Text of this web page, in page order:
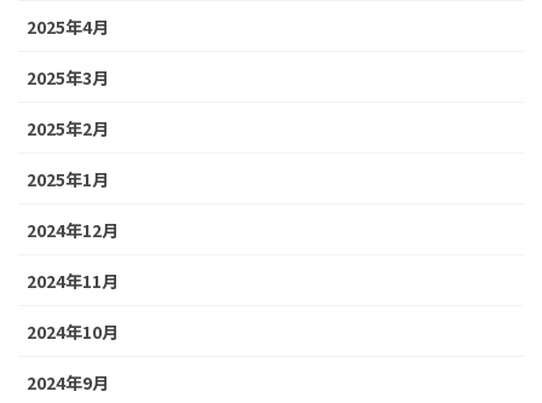
2025年4月
2025年3月
2025年2月
2025年1月
2024年12月
2024年11月
2024年10月
2024年9月